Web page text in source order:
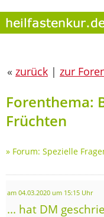
« zurück | zur
Forenthema:
Früchten
» Forum: Spezielle
am 04.03.2020 um 15:15 Uhr
... hat DM